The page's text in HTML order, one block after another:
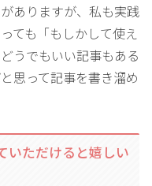
ありますが、私も実践
ても「もしかして使え
うでもいい記事もある
思って記事を書き溜め
いただけると嬉しい